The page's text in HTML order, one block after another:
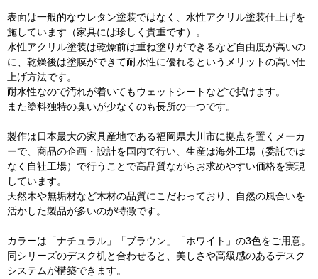
表面は一般的なウレタン塗装ではなく、水性アクリル塗装仕上げを
施しています（家具には珍しく貴重です）。
水性アクリル塗装は乾燥前は重ね塗りができるなど自由度が高いの
に、乾燥後は塗膜ができて耐水性に優れるというメリットの高い仕
上げ方法です。
耐水性なので汚れが着いてもウェットシートなどで拭けます。
また塗料独特の臭いが少なくのも長所の一つです。
製作は日本最大の家具産地である福岡県大川市に拠点を置くメーカ
ーで、商品の企画・設計を国内で行い、生産は海外工場（委託では
なく自社工場）で行うことで高品質ながらお求めやすい価格を実現
しています。
天然木や無垢材など木材の品質にこだわっており、自然の風合いを
活かした製品が多いのが特徴です。
カラーは「ナチュラル」「ブラウン」「ホワイト」の3色をご用意。
同シリーズのデスク机と合わせると、美しさや高級感のあるデスク
システムが構築できます。